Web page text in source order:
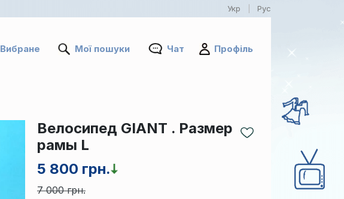
Укр Рус
Вибране Мої пошуки Чат Профіль
5 800 грн.
7 000 грн.
Велосипед GIANT . Размер
рамы L